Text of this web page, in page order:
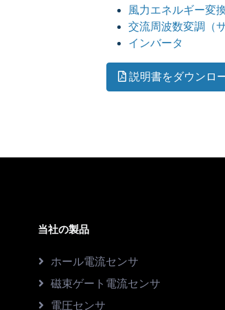
風力エネルギー変
交流周波数変調（
インバータ
説明書をダウンロ
当社の製品
ホール電流センサ
磁束ゲート電流センサ
電圧センサ